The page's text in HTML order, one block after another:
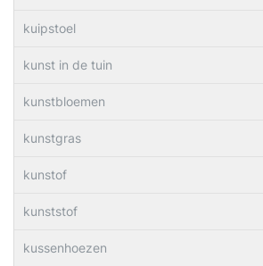
kuipstoel
kunst in de tuin
kunstbloemen
kunstgras
kunstof
kunststof
kussenhoezen